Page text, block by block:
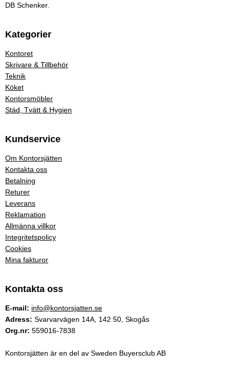
DB Schenker.
Kategorier
Kontoret
Skrivare & Tillbehör
Teknik
Köket
Kontorsmöbler
Städ, Tvätt & Hygien
Kundservice
Om Kontorsjätten
Kontakta oss
Betalning
Returer
Leverans
Reklamation
Allmänna villkor
Integritetspolicy
Cookies
Mina fakturor
Kontakta oss
E-mail: info@kontorsjatten.se
Adress: Svarvarvägen 14A, 142 50, Skogås
Org.nr: 559016-7838
Kontorsjätten är en del av Sweden Buyersclub AB